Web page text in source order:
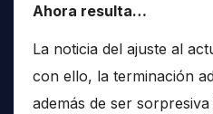
Ahora resulta…
La noticia del ajuste al
con ello, la terminación
además de ser